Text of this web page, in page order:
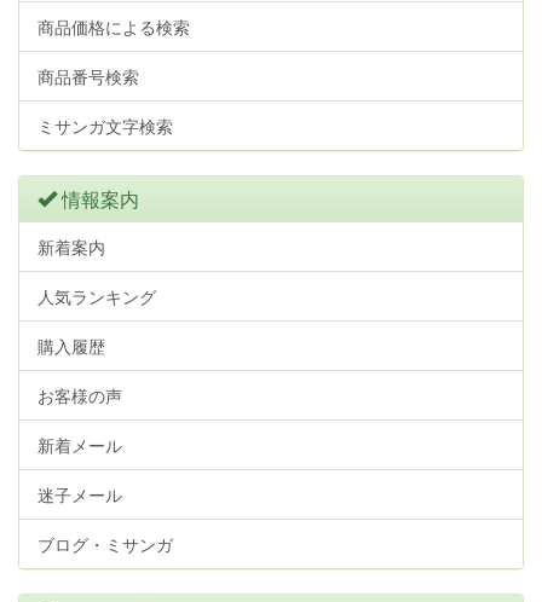
商品価格による検索
商品番号検索
ミサンガ文字検索
情報案内
新着案内
人気ランキング
購入履歴
お客様の声
新着メール
迷子メール
ブログ・ミサンガ